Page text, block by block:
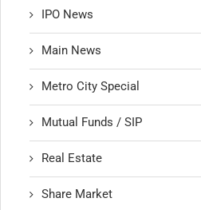
IPO News
Main News
Metro City Special
Mutual Funds / SIP
Real Estate
Share Market